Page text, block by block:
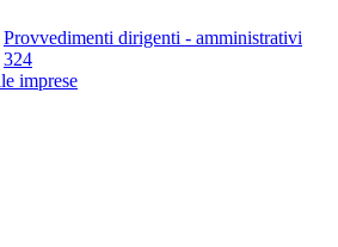
Provvedimenti dirigenti - amministrativi
324
imprese